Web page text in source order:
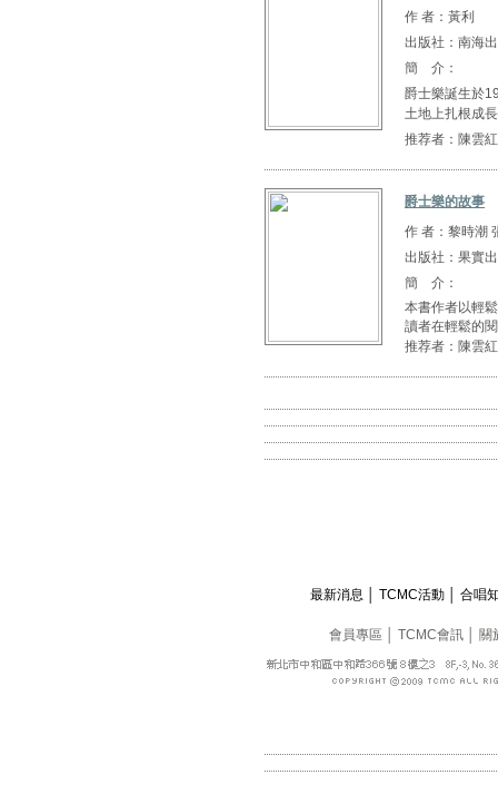
作 者：黃利
出版社：南海
簡 介：
爵士樂誕生於
土地上扎根成
推荐者：陳雲紅
爵士樂的故事
作 者：黎時潮
出版社：果實
簡 介：
本書作者以輕
讀者在輕鬆的
推荐者：陳雲紅
最新消息 TCMC活動 合唱
會員專區 TCMC會訊 關